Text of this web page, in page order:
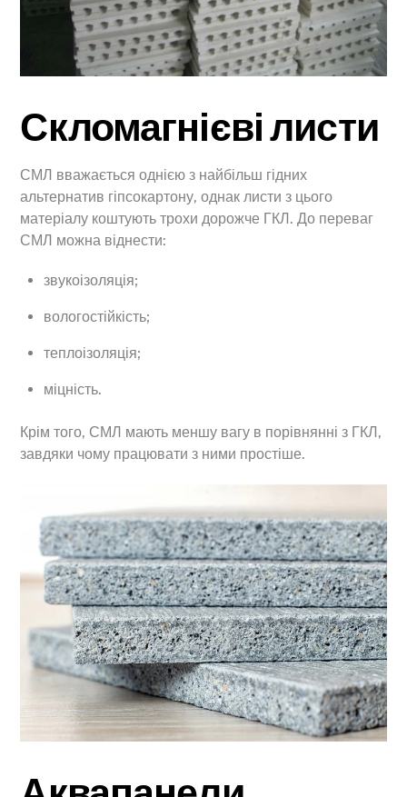
Скломагнієві листи
СМЛ вважається однією з найбільш гідних
альтернатив гіпсокартону, однак листи з цього
матеріалу коштують трохи дорожче ГКЛ. До переваг
СМЛ можна віднести:
звукоізоляція;
вологостійкість;
теплоізоляція;
міцність.
Крім того, СМЛ мають меншу вагу в порівнянні з ГКЛ,
завдяки чому працювати з ними простіше.